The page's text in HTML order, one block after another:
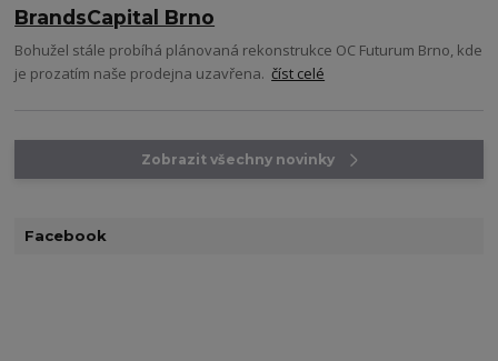
BrandsCapital Brno
Bohužel stále probíhá plánovaná rekonstrukce OC Futurum Brno, kde
je prozatím naše prodejna uzavřena.číst celé
Zobrazit všechny novinky
Facebook